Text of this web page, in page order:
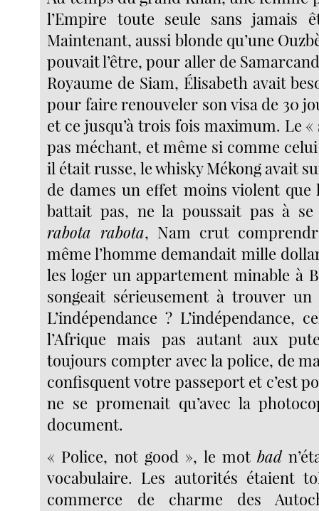
l’Empire toute seule sans jamais
Maintenant, aussi blonde qu’une
pouvait l’être, pour aller de
Royaume de Siam, Élisabeth avait
pour faire renouveler son visa de 30
et ce jusqu’à trois fois maximum. Le «
pas méchant, et même si comme
il était russe, le whisky Mékong avait
de dames un effet moins violent que
battait pas, ne la poussait pas à
rabota rabota, Nam crut
même l’homme demandait mille
les loger un appartement minable à
songeait sérieusement à trouver
L’indépendance ? L’indépendance,
l’Afrique mais pas autant aux
toujours compter avec la police, de
confisquent votre passeport et c’est
ne se promenait qu’avec la
document.
« Police, not good », le motbad
vocabulaire. Les autorités étaient
commerce de charme des